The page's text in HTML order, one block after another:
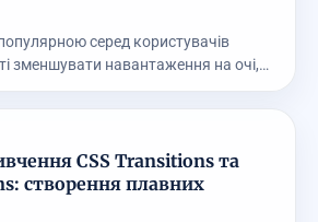
серед користувачів
зменшувати навантаження на очі,
CSS Transitions та
створення плавних